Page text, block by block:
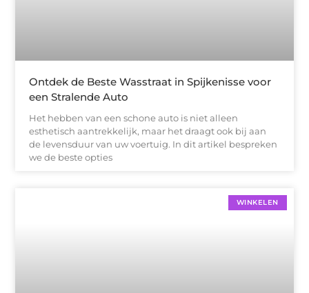
Ontdek de Beste Wasstraat in Spijkenisse voor
een Stralende Auto
Het hebben van een schone auto is niet alleen
esthetisch aantrekkelijk, maar het draagt ook bij aan
de levensduur van uw voertuig. In dit artikel bespreken
we de beste opties
WINKELEN